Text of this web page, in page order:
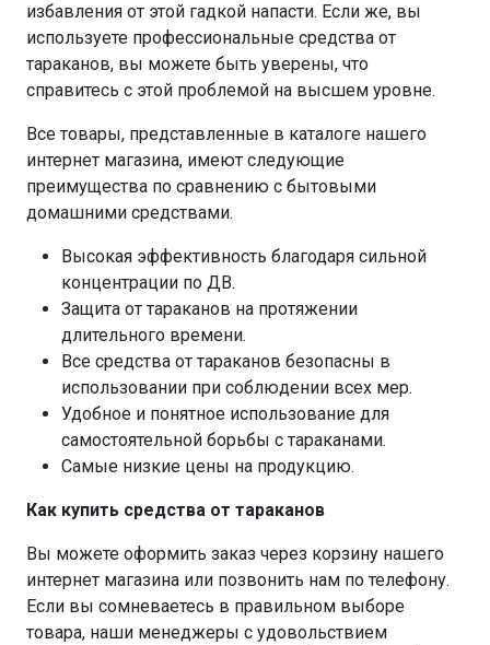
избавления от этой гадкой напасти. Если же, вы
используете профессиональные средства от
тараканов, вы можете быть уверены, что
справитесь с этой проблемой на высшем уровне.
Все товары, представленные в каталоге нашего
интернет магазина, имеют следующие
преимущества по сравнению с бытовыми
домашними средствами.
Высокая эффективность благодаря сильной
концентрации по ДВ.
Защита от тараканов на протяжении
длительного времени.
Все средства от тараканов безопасны в
использовании при соблюдении всех мер.
Удобное и понятное использование для
самостоятельной борьбы с тараканами.
Самые низкие цены на продукцию.
Как купить средства от тараканов
Вы можете оформить заказ через корзину нашего
интернет магазина или позвонить нам по телефону.
Если вы сомневаетесь в правильном выборе
товара, наши менеджеры с удовольствием